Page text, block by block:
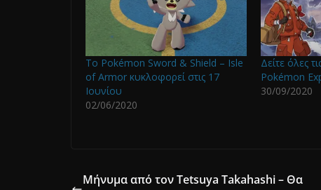
To Pokémon Sword & Shield – Isle
of Armor κυκλοφορεί στις 17
Ιουνίου
02/06/2020
Δείτε όλες
Pokémon
30/09/2020
Μήνυμα από τον Tetsuya Takahashi – Θα